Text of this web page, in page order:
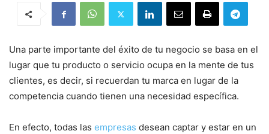
Una parte importante del éxito de tu negocio se basa en el
lugar que tu producto o servicio ocupa en la mente de tus
clientes, es decir, si recuerdan tu marca en lugar de la
competencia cuando tienen una necesidad específica.
En efecto, todas las empresas desean captar y estar en un